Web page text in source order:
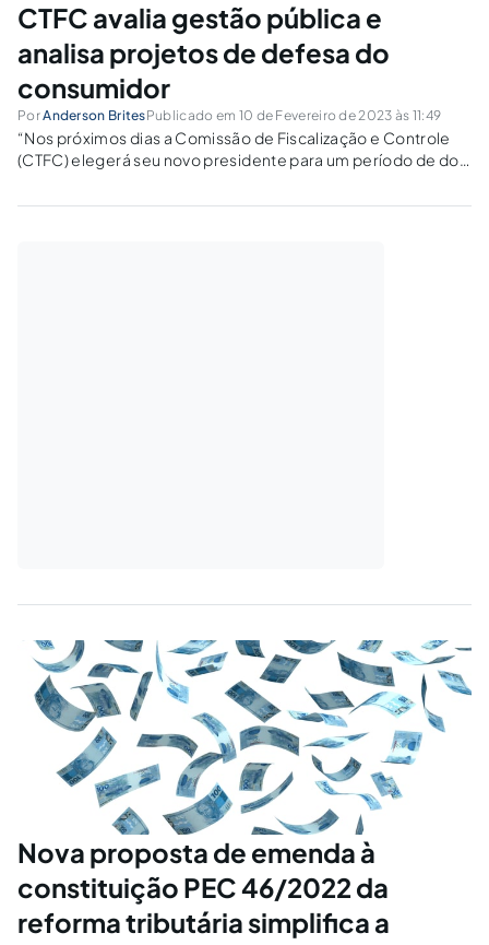
CTFC avalia gestão pública e
analisa projetos de defesa do
consumidor
PorAnderson BritesPublicado em 10 de Fevereiro de 2023 às 11:49
“Nos próximos dias a Comissão de Fiscalização e Controle
(CTFC) elegerá seu novo presidente para um período de dois
apreciar as 49 matérias que aguardam o parecer do
Nova proposta de emenda à
constituição PEC 46/2022 da
reforma tributária simplifica a